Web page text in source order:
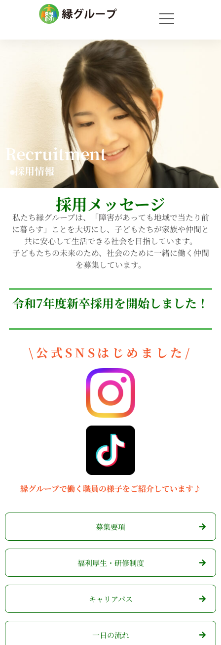
Recruitment
採用情報
採用メッセージ
私たち縁グループは、「障害があっても地域で当たり前
に暮らす」ことを大切にし、子どもたちが家族や仲間と
共に安心して生活できる社会を目指しています。
子どもたちの未来のため、社会のために一緒に働く仲間
を募集しています。
令和7年度新卒採用を開始しました！
\公式SNSはじめました/
縁グループで働く職員の様子をご紹介しています♪
募集要項
⁩福利厚生・研修制度
キャリアパス
一日の流れ